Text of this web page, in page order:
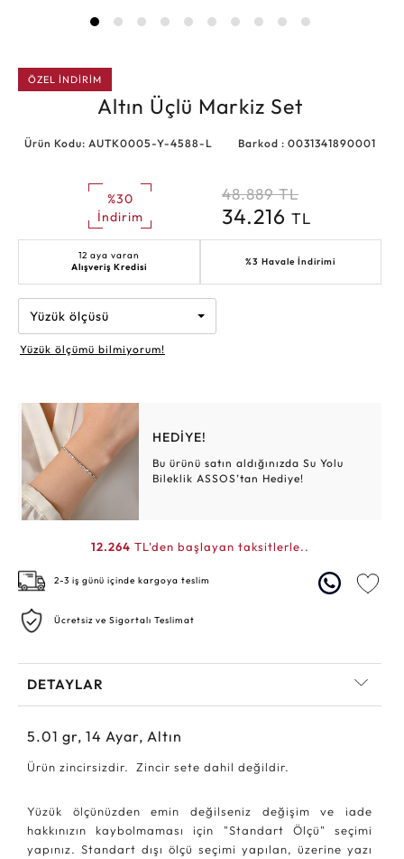
ÖZEL İNDİRİM
Altın Üçlü Markiz Set
Ürün Kodu: AUTK0005-Y-4588-L Barkod : 0031341890001
%30
İndirim
48.889 TL
34.216 TL
12 aya varan
Alışveriş Kredisi
%3 Havale İndirimi
Yüzük ölçüsü
Yüzük ölçümü bilmiyorum!
HEDİYE!
Bu ürünü satın aldığınızda Su Yolu
Bileklik ASSOS’tan Hediye!
12.264 TL'den başlayan taksitlerle..
2-3 iş günü içinde kargoya teslim
Ücretsiz ve Sigortalı Teslimat
DETAYLAR
5.01 gr, 14 Ayar, Altın
Ürün zincirsizdir. Zincir sete dahil değildir.
Yüzük ölçünüzden emin değilseniz değişim ve iade
hakkınızın kaybolmaması için "Standart Ölçü" seçimi
yapınız. Standart dışı ölçü seçimi yapılan, üzerine yazı